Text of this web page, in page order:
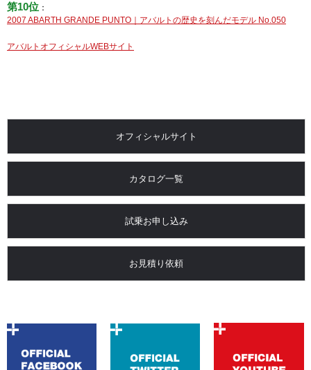
第10位 ：
2007 ABARTH GRANDE PUNTO｜アバルトの歴史を刻んだモデル No.050
アバルトオフィシャルWEBサイト
オフィシャルサイト
カタログ一覧
試乗お申し込み
お見積り依頼